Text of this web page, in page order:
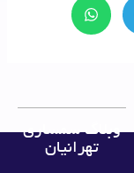
وبلاگ سمساری
تهرانیان